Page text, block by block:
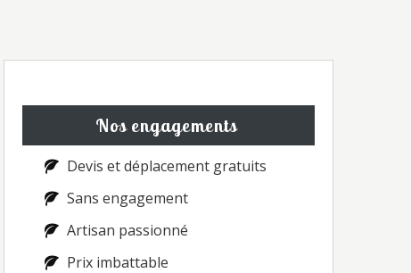
Nos engagements
Devis et déplacement gratuits
Sans engagement
Artisan passionné
Prix imbattable